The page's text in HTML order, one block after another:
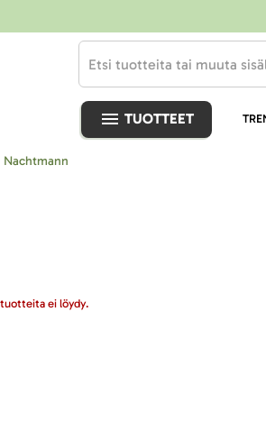
TUOTTEET
Nachtmann
ei löydy.